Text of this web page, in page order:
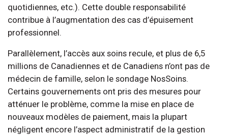
quotidiennes, etc.). Cette double responsabilité
contribue à l’augmentation des cas d’épuisement
professionnel.
Parallèlement, l’accès aux soins recule, et plus de 6,5
millions de Canadiennes et de Canadiens n’ont pas de
médecin de famille, selon le sondage NosSoins.
Certains gouvernements ont pris des mesures pour
atténuer le problème, comme la mise en place de
nouveaux modèles de paiement, mais la plupart
négligent encore l’aspect administratif de la gestion